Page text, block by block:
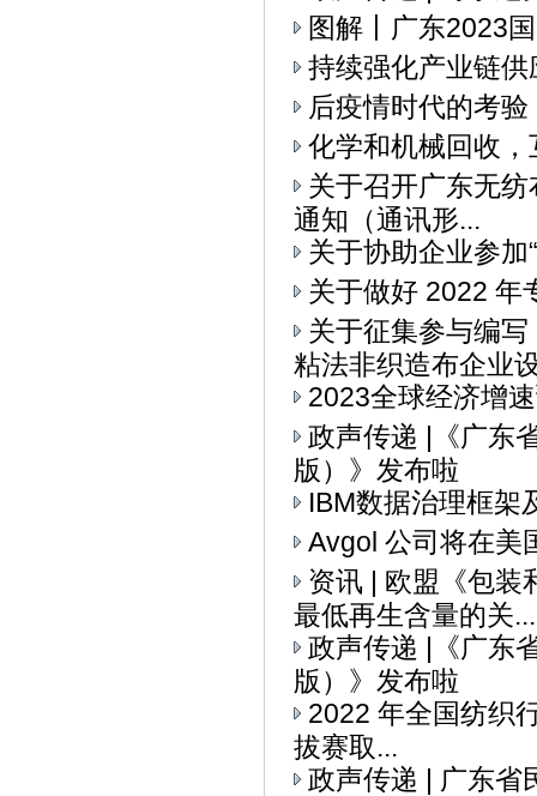
图解丨广东2023
持续强化产业链
后疫情时代的考验
化学和机械回收
关于召开广东无
通知（通讯形...
关于协助企业参加
关于做好 2022 年
关于征集参与编
粘法非织造布企业
2023全球经济增
政声传递 |《广东
版）》发布啦
IBM数据治理框架
Avgol 公司将在美
资讯 | 欧盟《包装
最低再生含量的关...
政声传递 |《广东
版）》发布啦
2022 年全国纺织
拔赛取...
政声传递 | 广东省